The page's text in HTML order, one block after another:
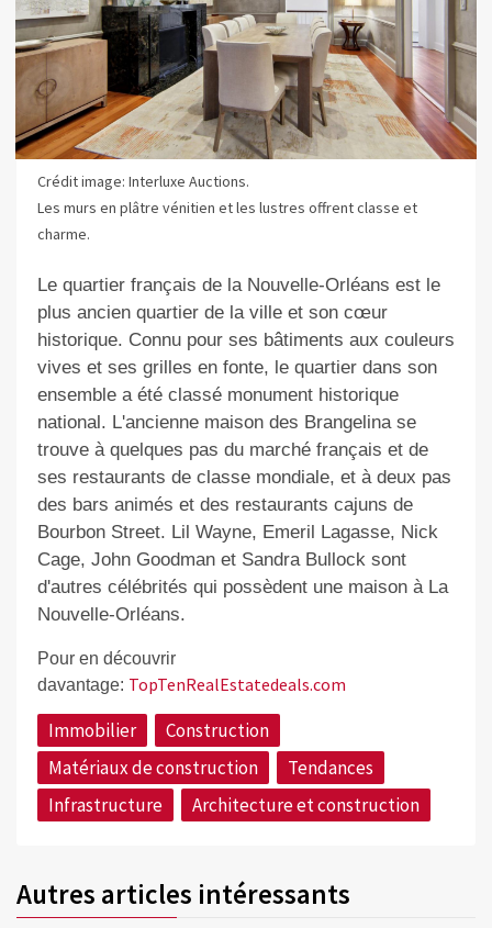
Crédit image: Interluxe Auctions.
Les murs en plâtre vénitien et les lustres offrent classe et
charme.
Le quartier français de la Nouvelle-Orléans est le
plus ancien quartier de la ville et son cœur
historique. Connu pour ses bâtiments aux couleurs
vives et ses grilles en fonte, le quartier dans son
ensemble a été classé monument historique
national. L'ancienne maison des Brangelina se
trouve à quelques pas du marché français et de
ses restaurants de classe mondiale, et à deux pas
des bars animés et des restaurants cajuns de
Bourbon Street. Lil Wayne, Emeril Lagasse, Nick
Cage, John Goodman et Sandra Bullock sont
d'autres célébrités qui possèdent une maison à La
Nouvelle-Orléans.
Pour en découvrir
davantage: TopTenRealEstatedeals.com
Immobilier
Construction
Matériaux de construction
Tendances
Infrastructure
Architecture et construction
Autres articles intéressants